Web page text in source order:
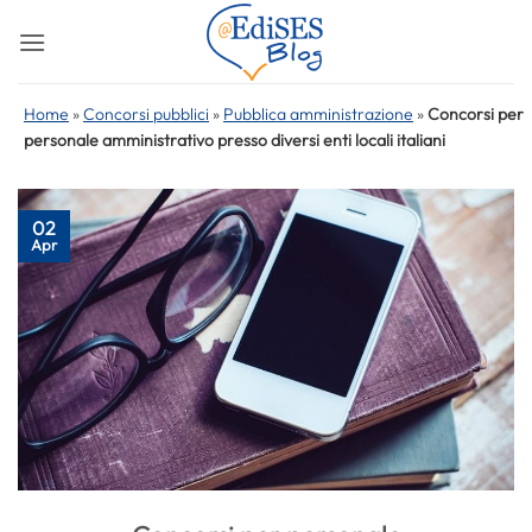
Home »Concorsi pubblici » Pubblica amministrazione »Concorsi per
personale amministrativo presso diversi enti locali italiani
02
Apr